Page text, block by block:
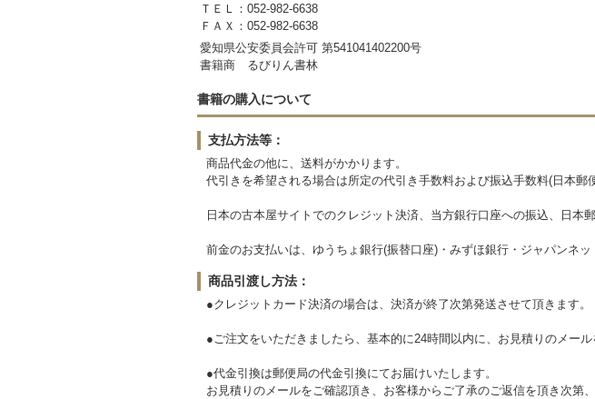
ＴＥＬ：052-982-6638
ＦＡＸ：052-982-6638
愛知県公安委員会許可 第541041402200号
書籍商 るびりん書林
書籍の購入について
支払方法等：
商品代金の他に、送料がかかります。
代引きを希望される場合は所定の代引き手数料および振込手数料(日本郵
日本の古本屋サイトでのクレジット決済、当方銀行口座への振込、日本
前金のお支払いは、ゆうちょ銀行(振替口座)・みずほ銀行・ジャパンネッ
商品引渡し方法：
●クレジットカード決済の場合は、決済が終了次第発送させて頂きます。
●ご注文をいただきましたら、基本的に24時間以内に、お見積りのメール
●代金引換は郵便局の代金引換にてお届けいたします。
お見積りのメールをご確認頂き、お客様からご了承のご返信を頂き次第